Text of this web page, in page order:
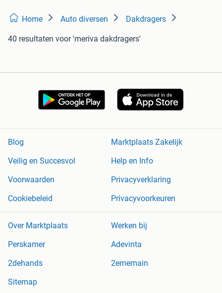
Home Auto diversen Dakdragers
40 resultaten voor 'meriva dakdragers'
Blog
Marktplaats Zakelijk
Veilig en Succesvol
Help en Info
Voorwaarden
Privacyverklaring
Cookiebeleid
Privacyvoorkeuren
Over Marktplaats
Werken bij
Perskamer
Adevinta
2dehands
2ememain
Sitemap